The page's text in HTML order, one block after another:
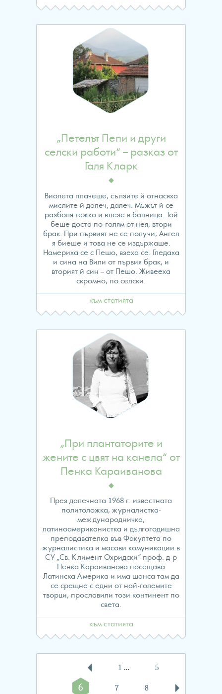
„Петелът Пепи и други
селски работи“ – разказ от
Галя Кларк
Виолета плачеше, сълзите й отнасяха
мислите й далеч, далеч. Мъжът й се
разболя тежко и влезе в болница. Той
беше доста по-голям от нея, втори
брак. При първият не се получи; Ангел
я биеше и това не се издържаше.
Намериха се с Пешо, взеха се. Гледаха
и сина на Вили от първия брак, и
вторият й син – от Пешо. Живееха
скромно, по селски.
към статията
„При плантаторите и
жените с цвят на канела“ от
Пенка Караиванова
През далечната 1968 г. известната
политоложка, журналистка-
международничка,
латиноамериканистка и дългогодишна
преподавателка във Факултета по
журналистика и масови комуникации в
СУ „Св. Климент Охридски“ проф. д-р
Пенка Караиванова посещава
Латинска Америка и има шанса там да
се срещне с едни от най-големите
творци, прославили този континент по
света.
към статията
Навигация 1 … 5
6 7 8